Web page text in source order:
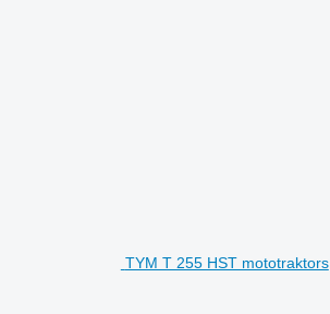
TYM T 255 HST mototraktors